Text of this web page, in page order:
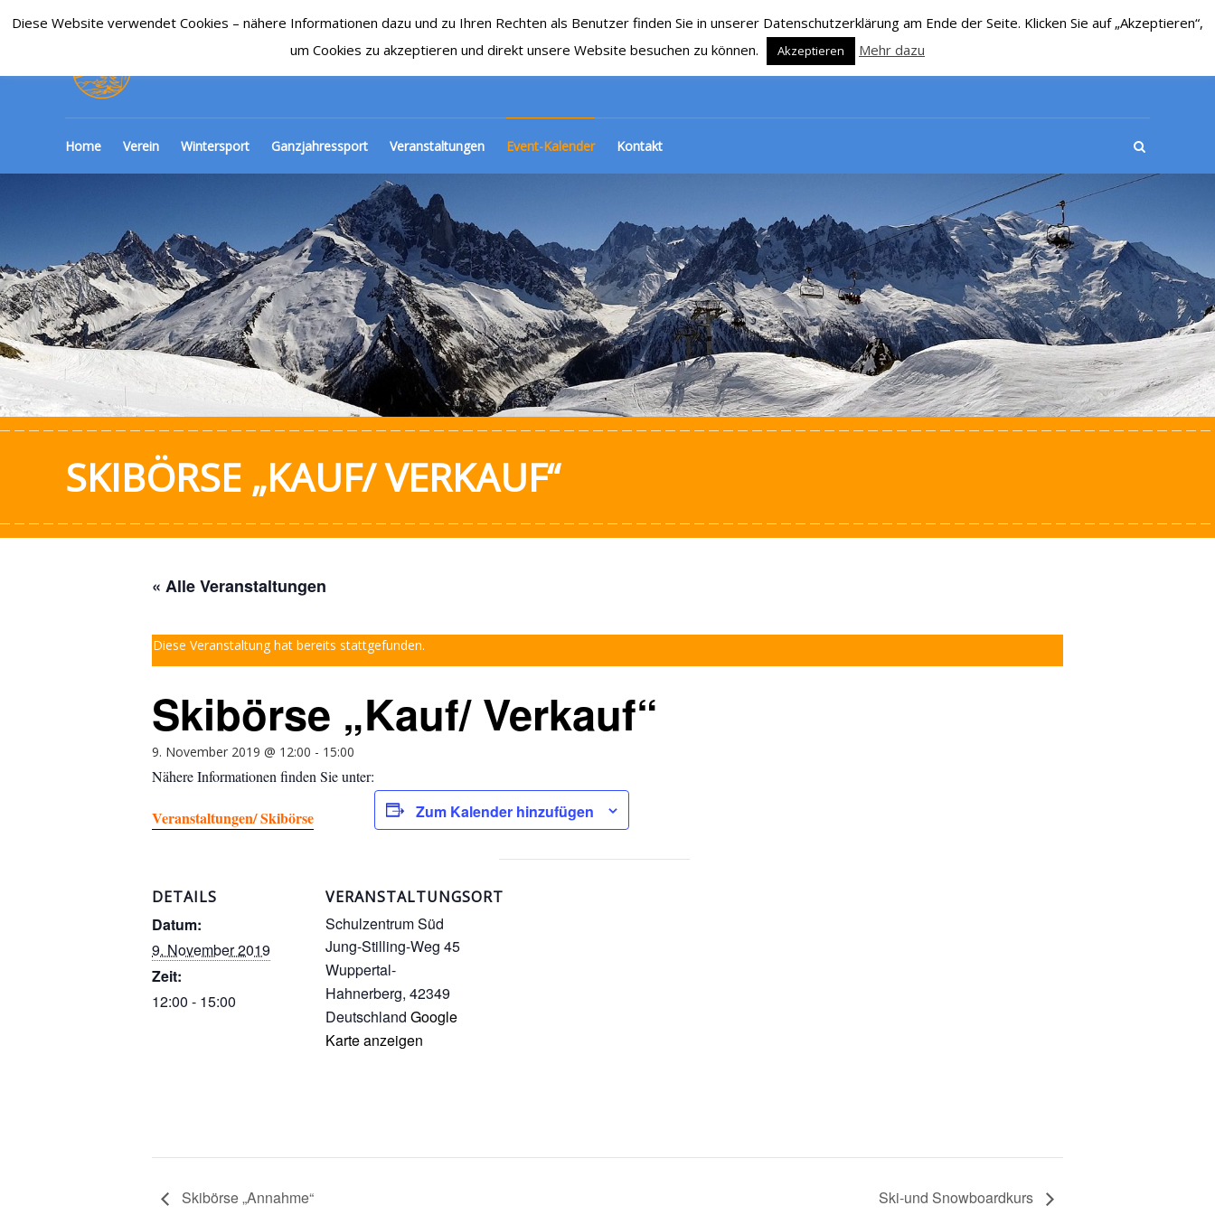
SKI-CLUB CRONENBERG 1929 e.V. Ski, Snowboard und mehr…
Home Verein Wintersport Ganzjahressport Veranstaltungen Event-Kalender Kontakt
SKIBÖRSE „KAUF/ VERKAUF“
« Alle Veranstaltungen
Diese Veranstaltung hat bereits stattgefunden.
Skibörse „Kauf/ Verkauf“
9. November 2019 @ 12:00 - 15:00
Nähere Informationen finden Sie unter:
Veranstaltungen/ Skibörse Zum Kalender hinzufügen
DETAILS
Datum:
9. November 2019
Zeit:
12:00 - 15:00
VERANSTALTUNGSORT
Schulzentrum Süd
Jung-Stilling-Weg 45
Wuppertal-
Hahnerberg, 42349
Deutschland Google
Karte anzeigen
Skibörse „Annahme“ Ski-und Snowboardkurs
Diese Website verwendet Cookies – nähere Informationen dazu und zu Ihren Rechten als Benutzer finden Sie in unserer Datenschutzerklärung am Ende der Seite. Klicken Sie auf „Akzeptieren“,
um Cookies zu akzeptieren und direkt unsere Website besuchen zu können.
Akzeptieren Mehr dazu